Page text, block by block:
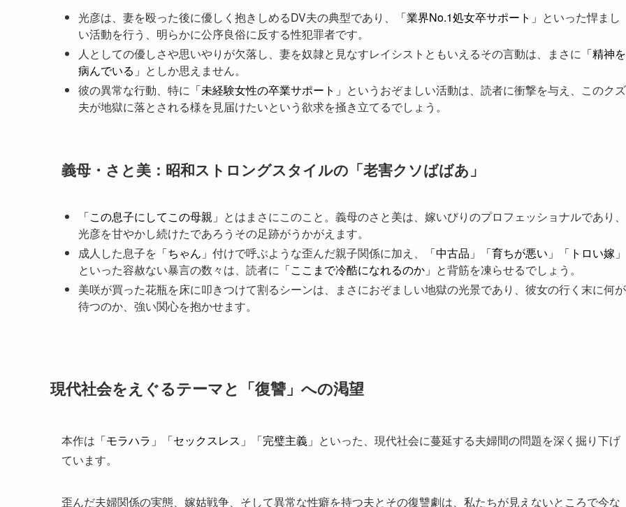
光彦は、妻を殴った後に優しく抱きしめるDV夫の典型であり、 「業界No.1処女卒サポート」 といった悍まし
い活動を行う、明らかに公序良俗に反する性犯罪者です。
人としての優しさや思いやりが欠落し、妻を奴隷と見なすレイシストともいえるその言動は、まさに 「精神を
病んでいる」 としか思えません。
彼の異常な行動、特に 「未経験女性の卒業サポート」 というおぞましい活動は、読者に衝撃を与え、このクズ
夫が地獄に落とされる様を見届けたいという欲求を掻き立てるでしょう。
義母・さと美：昭和ストロングスタイルの「老害クソばばあ」
「この息子にしてこの母親」 とはまさにこのこと。義母のさと美は、嫁いびりのプロフェッショナルであり、
光彦を甘やかし続けたであろうその足跡がうかがえます。
成人した息子を 「ちゃん」 付けで呼ぶような歪んだ親子関係に加え、
「中古品」「育ちが悪い」「トロい嫁」
といった容赦ない暴言の数々は、読者に 「ここまで冷酷になれるのか」 と背筋を凍らせるでしょう。
美咲が買った花瓶を床に叩きつけて割るシーンは、まさにおぞましい地獄の光景であり、彼女の行く末に何が
待つのか、強い関心を抱かせます。
現代社会をえぐるテーマと「復讐」への渇望
本作は 「モラハラ」「セックスレス」「完璧主義」 といった、現代社会に蔓延する夫婦間の問題を深く掘り下げ
ています。
歪んだ夫婦関係の実態、嫁姑戦争、そして異常な性癖を持つ夫とその復讐劇は、私たちが見えないところで今な